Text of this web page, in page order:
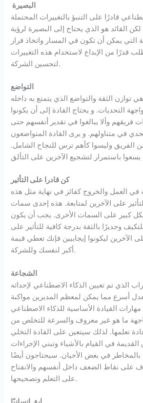
البصيرة
قادرًا على التنبؤ بالتغييرات المحتملة
القائد هو الذي يحتاج إلى البصيرة لرؤية
التي يمكن أن تكون في المسار واتخاذ قرار
قدرًا من الإبداع لاستخدام هذه التغييرات
لتحسين الشركة.
التواضع
توازن الثقة والتواضع الذي يتمتع به داخله
التحديات. و يحتاج القادة إلى أن يكونوا
وألا يبالغوا في تقدير أنفسهم حتى
في متناولهم. و يرى القادة المتواضعون
الفريق وليسوا كأهم ترس للنجاح الشامل.
كن قادرا على التأثير
في العمل والخروج كفائز في نهاية مثل هذه
على الآخرين لمتابعة. هذه إحدى سمات
كبير على السمات الأخرى. يجب أن يكون
وجديرًا بالثقة بدرجة كافية للتأثير على
الآخرين ليكونوا إيجابيين فإنك تعطي قيمة
أكبر لنفسك وللشركة.
الشجاعة
الذي تم تعيين الذكاء الاصطناعي لإحداثه
أسرع مما يمكن لمعظم المديرين مواكبة
القيادة الأساسية للذكاء الاصطناعي
ما هو غير معروف والسرعة للتخلص من
تعلمها. لذلك سيتعين على القادة التخلي
في القيام بالأشياء وتبني الإجراءات
بالمخاطر في بعض الأحيان. سيحتاجون أيضًا
على نقاط الضعف داخل أنفسهم والانفتاح
على التعلم وتصحيحها.